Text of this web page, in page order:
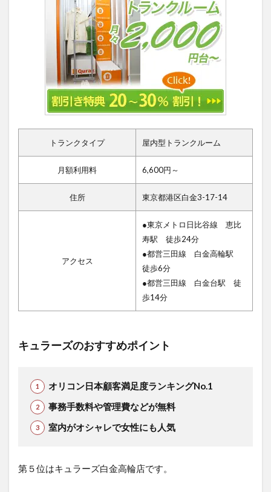
トランクタイプ 屋内型トランクルーム
月額利用料 6,600円～
住所 東京都港区白金3-17-14
アクセス
●東京メトロ日比谷線 恵比
寿駅 徒歩24分
●都営三田線 白金高輪駅
徒歩6分
●都営三田線 白金台駅 徒
歩14分
キュラーズのおすすめポイント
オリコン日本顧客満足度ランキングNo.1
事務手数料や管理費などが無料
室内がオシャレで女性にも人気
第５位はキュラーズ白金高輪店です。